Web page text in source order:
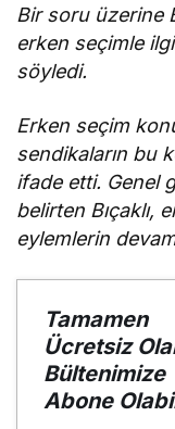
Bir soru üzerine
erken seçimle
söyledi.
Erken seçim
sendikaların bu
ifade etti. Genel
belirten Bıçaklı,
eylemlerin
Tamamen
Ücretsiz
Bültenimize
Abone